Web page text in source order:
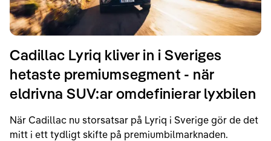
Cadillac Lyriq kliver in i Sveriges
hetaste premiumsegment - när
eldrivna SUV:ar omdefinierar lyxbilen
När Cadillac nu storsatsar på Lyriq i Sverige gör de det
mitt i ett tydligt skifte på premiumbilmarknaden.